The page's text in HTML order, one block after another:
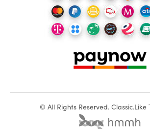
© All Rights Reserved. Classic.Like